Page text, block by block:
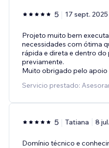
5 17 sept. 2025
Projeto muito bem
necessidades com ótima
rápida e direta e dentro
previamente.
Muito obrigado pelo apoio
Servicio prestado:
5 Tatiana 8
Domínio técnico e